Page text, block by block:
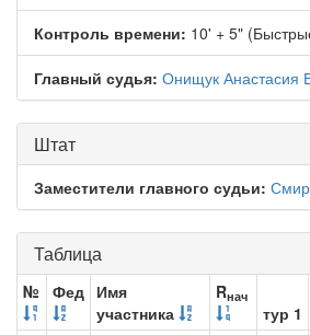
Контроль времени: 10' + 5"
Главный судья: Онищук Анастасия
Штат
Заместители главного судьи:
Таблица
№ Фед Имя
участника
Rнач
тур 1